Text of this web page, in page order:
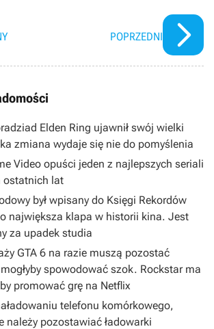
POPRZEDNI
Elden Ring ujawnił swój wielki
zmiana wydaje się nie do pomyślenia
Video opuści jeden z najlepszych seriali
ostatnich lat
był wpisany do Księgi Rekordów
największa klapa w historii kina. Jest
za upadek studia
GTA 6 na razie muszą pozostać
spowodować szok. Rockstar ma
promować grę na Netflix
telefonu komórkowego,
należy pozostawiać ładowarki